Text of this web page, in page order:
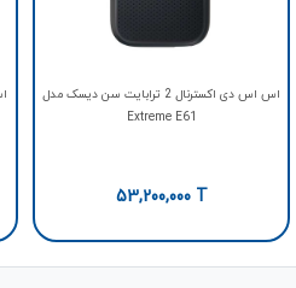
اس اس دی اکسترنال 2 ترابایت سن دیسک مدل
Extreme E61
53,200,000T